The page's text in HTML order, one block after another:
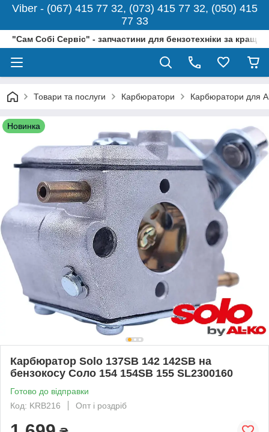
Viber - (067) 415 77 32, (073) 415 77 32, (050) 415
77 33
"Сам Собі Сервіс" - запчастини для бензотехніки за
Товари та послуги Карбюратори Карбюратори для
Новинка
Карбюратор Solo 137SB 142 142SB на
бензокосу Соло 154 154SB 155 SL2300160
Готово до відправки
Код: KRB216
Опт і роздріб